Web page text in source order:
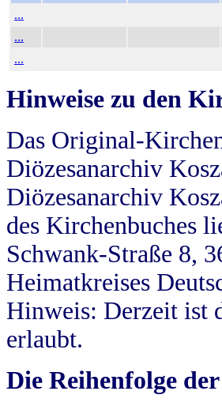
...
...
...
Hinweise zu den
Das Original-
Diözesanarchiv
Diözesanarchiv
des Kirchenbuches
Schwank-Straße 8,
Heimatkreises
Hinweis: Derzeit ist
erlaubt.
Die Reihenfolge